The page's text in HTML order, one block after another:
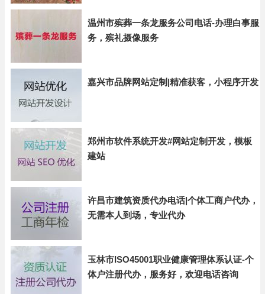
温州市殡葬一条龙服务公司电话-办理白事服
务，殡礼摄像服务
嘉兴市品牌网站定制|精准获客，小程序开发
郑州市软件系统开发#网站定制开发，模板
建站
许昌市建筑资质代办电话|个体工商户代办，
无需本人到场，专业代办
玉林市ISO45001职业健康管理体系认证-个
体户注册代办，服务好，欢迎电话咨询